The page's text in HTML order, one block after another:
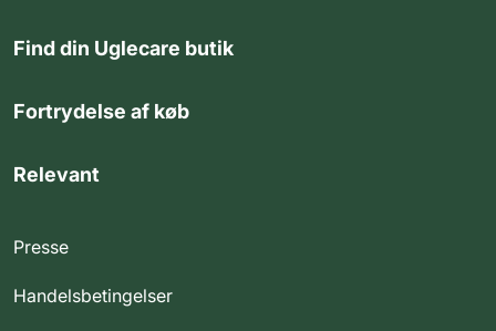
Find din Uglecare butik
Fortrydelse af køb
Relevant
Presse
Handelsbetingelser